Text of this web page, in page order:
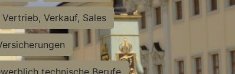
Vertrieb, Verkauf, Sales
technische Berufe